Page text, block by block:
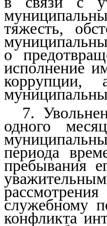
тяжесть,
о
исполнение
коррупции,
7.
одного
периода
пребывания
служебному
конфликта